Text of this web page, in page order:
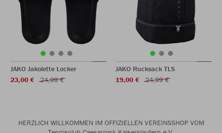
JAKO Jakolette Locker
23,00 €
24,99 €
JAKO Rucksack TLS
19,00 €
24,99 €
HERZLICH WILLKOMMEN IM OFFIZIELLEN VEREINSSHOP VOM